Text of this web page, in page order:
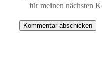
für meinen nächsten